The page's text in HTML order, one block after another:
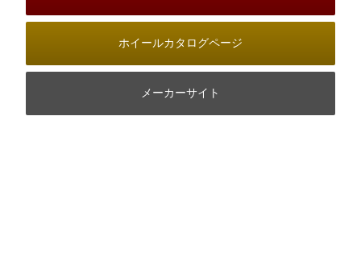
ホイールカタログページ
メーカーサイト